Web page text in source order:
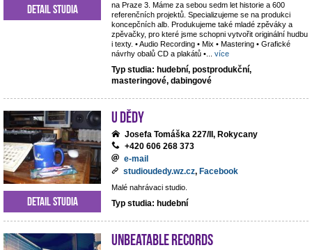
na Praze 3. Máme za sebou sedm let historie a 600
referenčních projektů. Specializujeme se na produkci
koncepčních alb. Produkujeme také mladé zpěváky a
zpěvačky, pro které jsme schopni vytvořit originální hudbu
i texty. • Audio Recording • Mix • Mastering • Grafické
návrhy obalů CD a plakátů •
více
Typ studia: hudební, postprodukční,
masteringové, dabingové
Detail studia
U dědy
Josefa Tomáška 227/II, Rokycany
+420 606 268 373
e-mail
studioudedy.wz.cz, Facebook
Malé nahrávaci studio.
Typ studia: hudební
Detail studia
Unbeatable Records